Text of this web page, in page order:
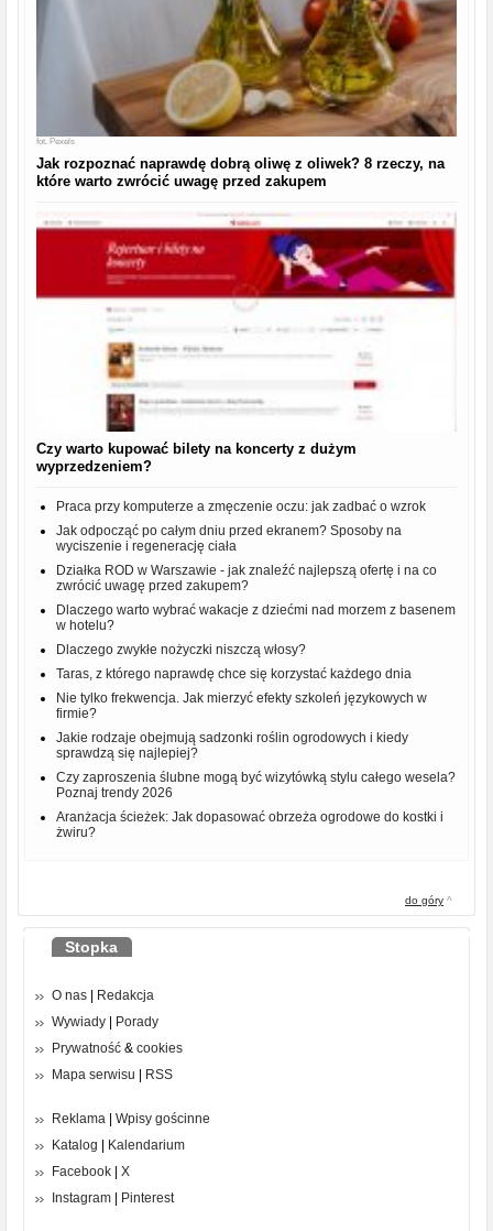
fot. Pexels
Jak rozpoznać naprawdę dobrą oliwę z oliwek? 8 rzeczy, na
które warto zwrócić uwagę przed zakupem
Czy warto kupować bilety na koncerty z dużym
wyprzedzeniem?
Praca przy komputerze a zmęczenie oczu: jak zadbać o wzrok
Jak odpocząć po całym dniu przed ekranem? Sposoby na
wyciszenie i regenerację ciała
Działka ROD w Warszawie - jak znaleźć najlepszą ofertę i na co
zwrócić uwagę przed zakupem?
Dlaczego warto wybrać wakacje z dziećmi nad morzem z basenem
w hotelu?
Dlaczego zwykłe nożyczki niszczą włosy?
Taras, z którego naprawdę chce się korzystać każdego dnia
Nie tylko frekwencja. Jak mierzyć efekty szkoleń językowych w
firmie?
Jakie rodzaje obejmują sadzonki roślin ogrodowych i kiedy
sprawdzą się najlepiej?
Czy zaproszenia ślubne mogą być wizytówką stylu całego wesela?
Poznaj trendy 2026
Aranżacja ścieżek: Jak dopasować obrzeża ogrodowe do kostki i
żwiru?
do góry ^
Stopka
O nas | Redakcja
Wywiady | Porady
Prywatność & cookies
Mapa serwisu | RSS
Reklama | Wpisy gościnne
Katalog | Kalendarium
Facebook | X
Instagram | Pinterest